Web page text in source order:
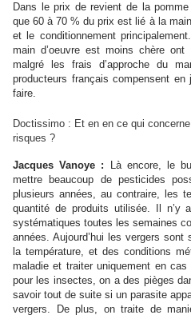
Dans le prix de revient de la
que 60 à 70 % du prix est lié à la
et le conditionnement
main d’oeuvre est moins chère
malgré les frais d’approche du
producteurs français compensent
faire.
Doctissimo : Et en en ce qui
risques ?
Jacques Vanoye : Là encore, le
mettre beaucoup de pesticides
plusieurs années, au contraire, les
quantité de produits utilisée. Il n’y
systématiques toutes les semaines
années. Aujourd’hui les vergers
la température, et des conditions
maladie et traiter uniquement en
pour les insectes, on a des pièges
savoir tout de suite si un parasite
vergers. De plus, on traite de